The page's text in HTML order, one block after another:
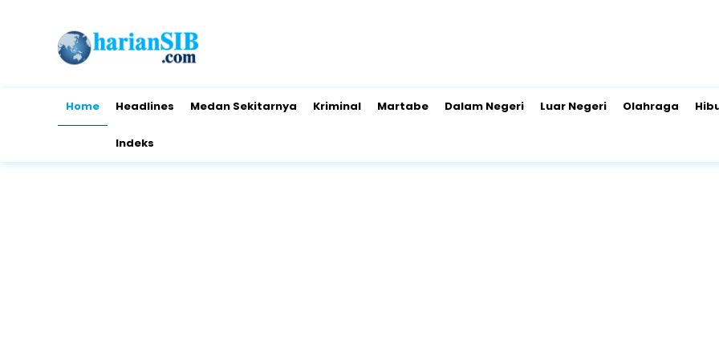
Home Headlines Medan Sekitarnya Kriminal Martabe Dalam Negeri Luar Negeri Olahraga
Indeks